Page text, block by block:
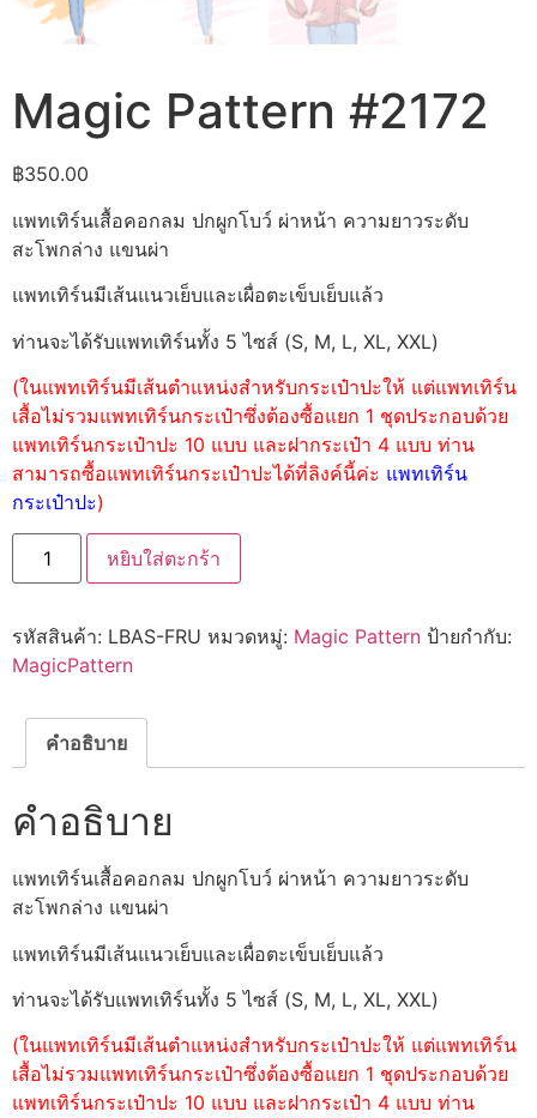
Magic Pattern #2172
฿350.00
แพทเทิร์นเสื้อคอกลม ปกผูกโบว์ ผ่าหน้า ความยาวระดับ
สะโพกล่าง แขนผ่า
แพทเทิร์นมีเส้นแนวเย็บและเผื่อตะเข็บเย็บแล้ว
ท่านจะได้รับแพทเทิร์นทั้ง 5 ไซส์ (S, M, L, XL, XXL)
(ในแพทเทิร์นมีเส้นตำแหน่งสำหรับกระเป๋าปะให้ แต่แพทเทิร์น
เสื้อไม่รวมแพทเทิร์นกระเป๋าซึ่งต้องซื้อแยก 1 ชุดประกอบด้วย
แพทเทิร์นกระเป๋าปะ 10 แบบ และฝากระเป๋า 4 แบบ ท่าน
สามารถซื้อแพทเทิร์นกระเป๋าปะได้ที่ลิงค์นี้ค่ะ แพทเทิร์น
กระเป๋าปะ)
หยิบใส่ตะกร้า
รหัสสินค้า: LBAS-FRU หมวดหมู่: Magic Pattern ป้ายกำกับ:
MagicPattern
คำอธิบาย
คำอธิบาย
แพทเทิร์นเสื้อคอกลม ปกผูกโบว์ ผ่าหน้า ความยาวระดับ
สะโพกล่าง แขนผ่า
แพทเทิร์นมีเส้นแนวเย็บและเผื่อตะเข็บเย็บแล้ว
ท่านจะได้รับแพทเทิร์นทั้ง 5 ไซส์ (S, M, L, XL, XXL)
(ในแพทเทิร์นมีเส้นตำแหน่งสำหรับกระเป๋าปะให้ แต่แพทเทิร์น
เสื้อไม่รวมแพทเทิร์นกระเป๋าซึ่งต้องซื้อแยก 1 ชุดประกอบด้วย
แพทเทิร์นกระเป๋าปะ 10 แบบ และฝากระเป๋า 4 แบบ ท่าน